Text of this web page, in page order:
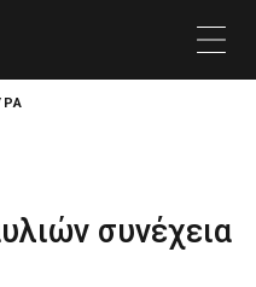
συνέχεια